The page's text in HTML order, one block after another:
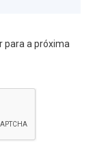
para a próxima